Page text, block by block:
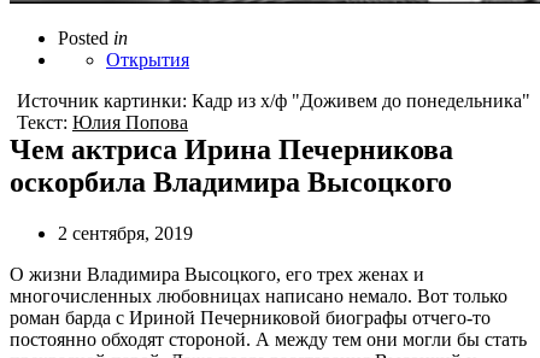
Posted in
Открытия
Источник картинки: Кадр из х/ф "Доживем до понедельника"
Текст: Юлия Попова
Чем актриса Ирина Печерникова
оскорбила Владимира Высоцкого
2 сентября, 2019
О жизни Владимира Высоцкого, его трех женах и
многочисленных любовницах написано немало. Вот только
роман барда с Ириной Печерниковой биографы отчего-то
постоянно обходят стороной. А между тем они могли бы стать